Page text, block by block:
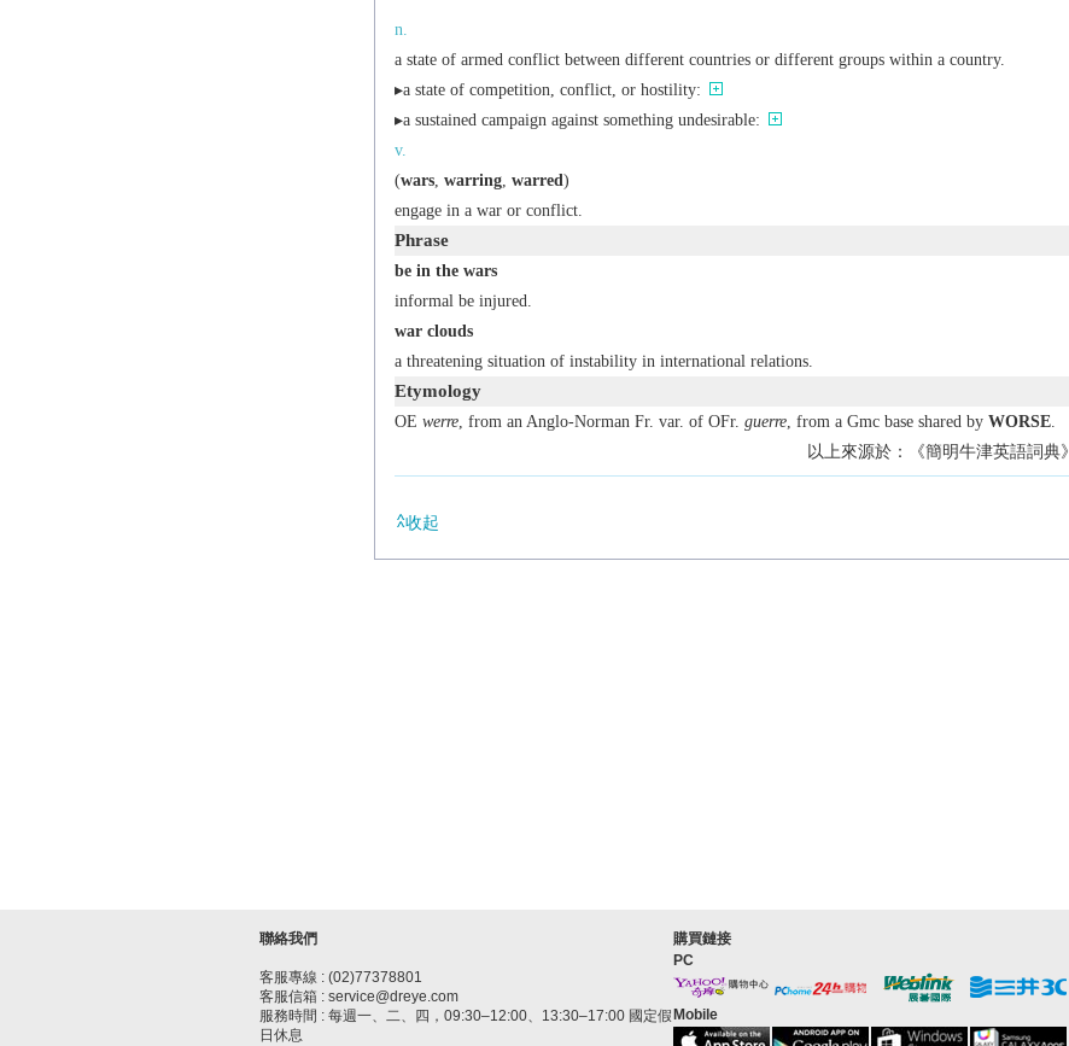
n.
a state of armed conflict between different countries or different groups within a country.
▸a state of competition, conflict, or hostility:
▸a sustained campaign against something undesirable:
v.
(wars, warring, warred )
engage in a war or conflict.
Phrase
be in the wars
informal be injured.
war clouds
a threatening situation of instability in international relations.
Etymology
OE werre, from an Anglo-Norman Fr. var. of OFr. guerre, from a Gmc base shared by WORSE.
以上來源於：《簡明牛津英語詞典》
收起
聯絡我們
客服專線 : (02)77378801
客服信箱 : service@dreye.com
服務時間 : 每週一、二、四，09:30–12:00、13:30–17:00 國定假
日休息
購買鏈接
PC
Mobile